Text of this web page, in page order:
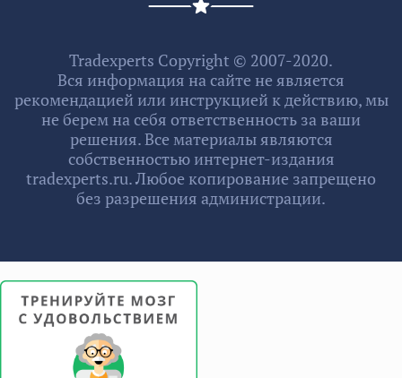
Tradexperts Copyright © 2007-2020.
Вся информация на сайте не является
рекомендацией или инструкцией к действию, мы
не берем на себя ответственность за ваши
решения. Все материалы являются
собственностью интернет-издания
tradexperts.ru. Любое копирование запрещено
без разрешения администрации.